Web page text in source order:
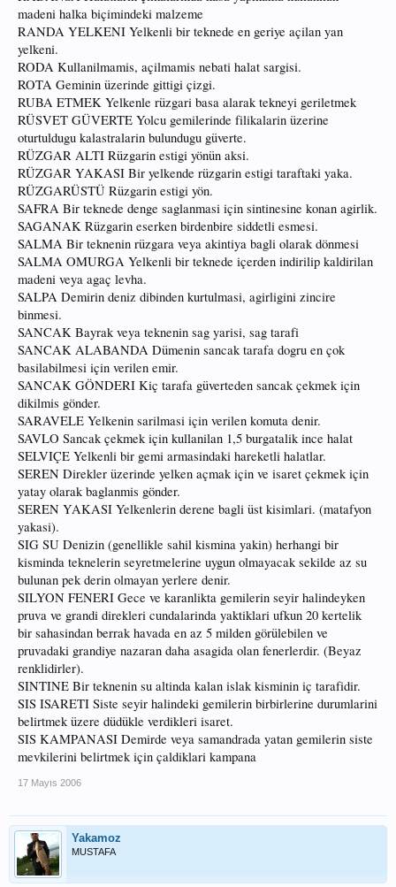
madeni halka biçimindeki malzeme
RANDA YELKENI Yelkenli bir teknede en geriye açilan yan
yelkeni.
RODA Kullanilmamis, açilmamis nebati halat sargisi.
ROTA Geminin üzerinde gittigi çizgi.
RUBA ETMEK Yelkenle rüzgari basa alarak tekneyi geriletmek
RÜSVET GÜVERTE Yolcu gemilerinde filikalarin üzerine
oturtuldugu kalastralarin bulundugu güverte.
RÜZGAR ALTI Rüzgarin estigi yönün aksi.
RÜZGAR YAKASI Bir yelkende rüzgarin estigi taraftaki yaka.
RÜZGARÜSTÜ Rüzgarin estigi yön.
SAFRA Bir teknede denge saglanmasi için sintinesine konan agirlik.
SAGANAK Rüzgarin eserken birdenbire siddetli esmesi.
SALMA Bir teknenin rüzgara veya akintiya bagli olarak dönmesi
SALMA OMURGA Yelkenli bir teknede içerden indirilip kaldirilan
madeni veya agaç levha.
SALPA Demirin deniz dibinden kurtulmasi, agirligini zincire
binmesi.
SANCAK Bayrak veya teknenin sag yarisi, sag tarafi
SANCAK ALABANDA Dümenin sancak tarafa dogru en çok
basilabilmesi için verilen emir.
SANCAK GÖNDERI Kiç tarafa güverteden sancak çekmek için
dikilmis gönder.
SARAVELE Yelkenin sarilmasi için verilen komuta denir.
SAVLO Sancak çekmek için kullanilan 1,5 burgatalik ince halat
SELVIÇE Yelkenli bir gemi armasindaki hareketli halatlar.
SEREN Direkler üzerinde yelken açmak için ve isaret çekmek için
yatay olarak baglanmis gönder.
SEREN YAKASI Yelkenlerin derene bagli üst kisimlari. (matafyon
yakasi).
SIG SU Denizin (genellikle sahil kismina yakin) herhangi bir
kisminda teknelerin seyretmelerine uygun olmayacak sekilde az su
bulunan pek derin olmayan yerlere denir.
SILYON FENERI Gece ve karanlikta gemilerin seyir halindeyken
pruva ve grandi direkleri cundalarinda yaktiklari ufkun 20 kertelik
bir sahasindan berrak havada en az 5 milden görülebilen ve
pruvadaki grandiye nazaran daha asagida olan fenerlerdir. (Beyaz
renklidirler).
SINTINE Bir teknenin su altinda kalan islak kisminin iç tarafidir.
SIS ISARETI Siste seyir halindeki gemilerin birbirlerine durumlarini
belirtmek üzere düdükle verdikleri isaret.
SIS KAMPANASI Demirde veya samandrada yatan gemilerin siste
mevkilerini belirtmek için çaldiklari kampana
17 Mayıs 2006
Yakamoz
MUSTAFA